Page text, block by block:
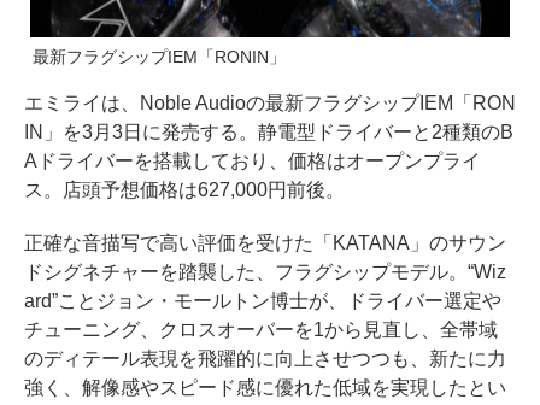
最新フラグシップIEM「RONIN」
エミライは、Noble Audioの最新フラグシップIEM「RON
IN」を3月3日に発売する。静電型ドライバーと2種類のB
Aドライバーを搭載しており、価格はオープンプライ
ス。店頭予想価格は627,000円前後。
正確な音描写で高い評価を受けた「KATANA」のサウン
ドシグネチャーを踏襲した、フラグシップモデル。“Wiz
ard”ことジョン・モールトン博士が、ドライバー選定や
チューニング、クロスオーバーを1から見直し、全帯域
のディテール表現を飛躍的に向上させつつも、新たに力
強く、解像感やスピード感に優れた低域を実現したとい